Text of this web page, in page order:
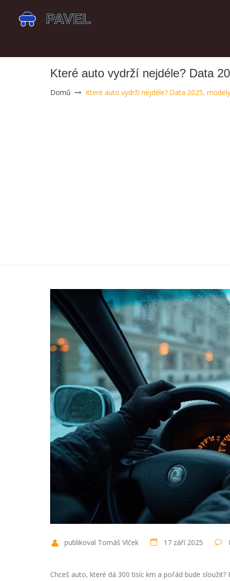
Které auto vydrží nejdéle? Data
Domů Které auto vydrží nejdéle? Data 2025,
publikoval Tomáš Vlček 17 září 2025
Chceš auto, které dá 300 tisíc km a pořád bude